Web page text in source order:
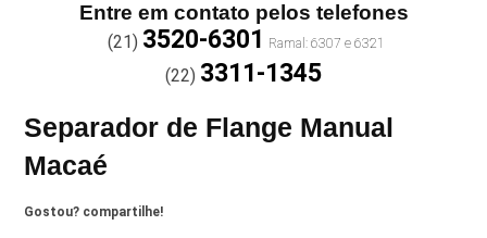
Entre em contato pelos telefones
(21) 3520-6301
(22) 3311-1345
Separador de Flange Manual
Macaé
Gostou? compartilhe!